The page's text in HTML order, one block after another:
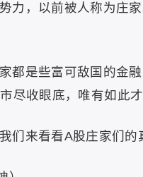
力，以前被人称为庄
都是些富可敌国的金
尽收眼底，唯有如此
们来看看A股庄家们的